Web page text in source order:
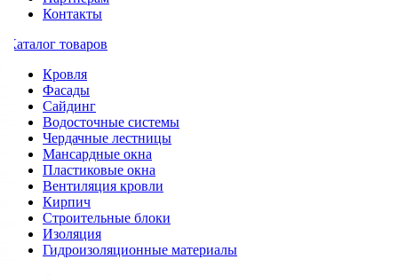
Контакты
Каталог товаров
Кровля
Фасады
Сайдинг
Водосточные системы
Чердачные лестницы
Мансардные окна
Пластиковые окна
Вентиляция кровли
Кирпич
Строительные блоки
Изоляция
Гидроизоляционные материалы